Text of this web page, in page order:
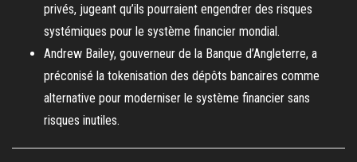
privés, jugeant qu’ils pourraient engendrer des risques
systémiques pour le système financier mondial.
Andrew Bailey, gouverneur de la Banque d’Angleterre, a
préconisé la tokenisation des dépôts bancaires comme
alternative pour moderniser le système financier sans
risques inutiles.